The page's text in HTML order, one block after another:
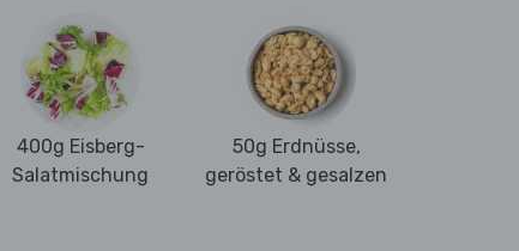
400g Eisberg-
Salatmischung
50g Erdnüsse,
geröstet & gesalzen